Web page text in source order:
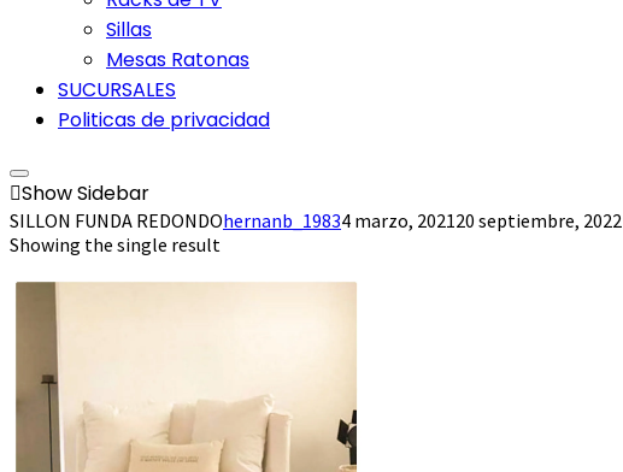
Sillas
Mesas Ratonas
SUCURSALES
Politicas de privacidad
Show Sidebar
SILLON FUNDA REDONDOhernanb_19834 marzo, 202120 septiembre, 2022
Showing the single result